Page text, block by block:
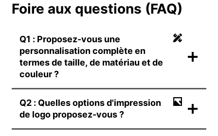
Foire aux questions (FAQ)
Q1 : Proposez-vous une
personnalisation complète en
termes de taille, de matériau et de
couleur ?
Q2 : Quelles options d'impression
de logo proposez-vous ?